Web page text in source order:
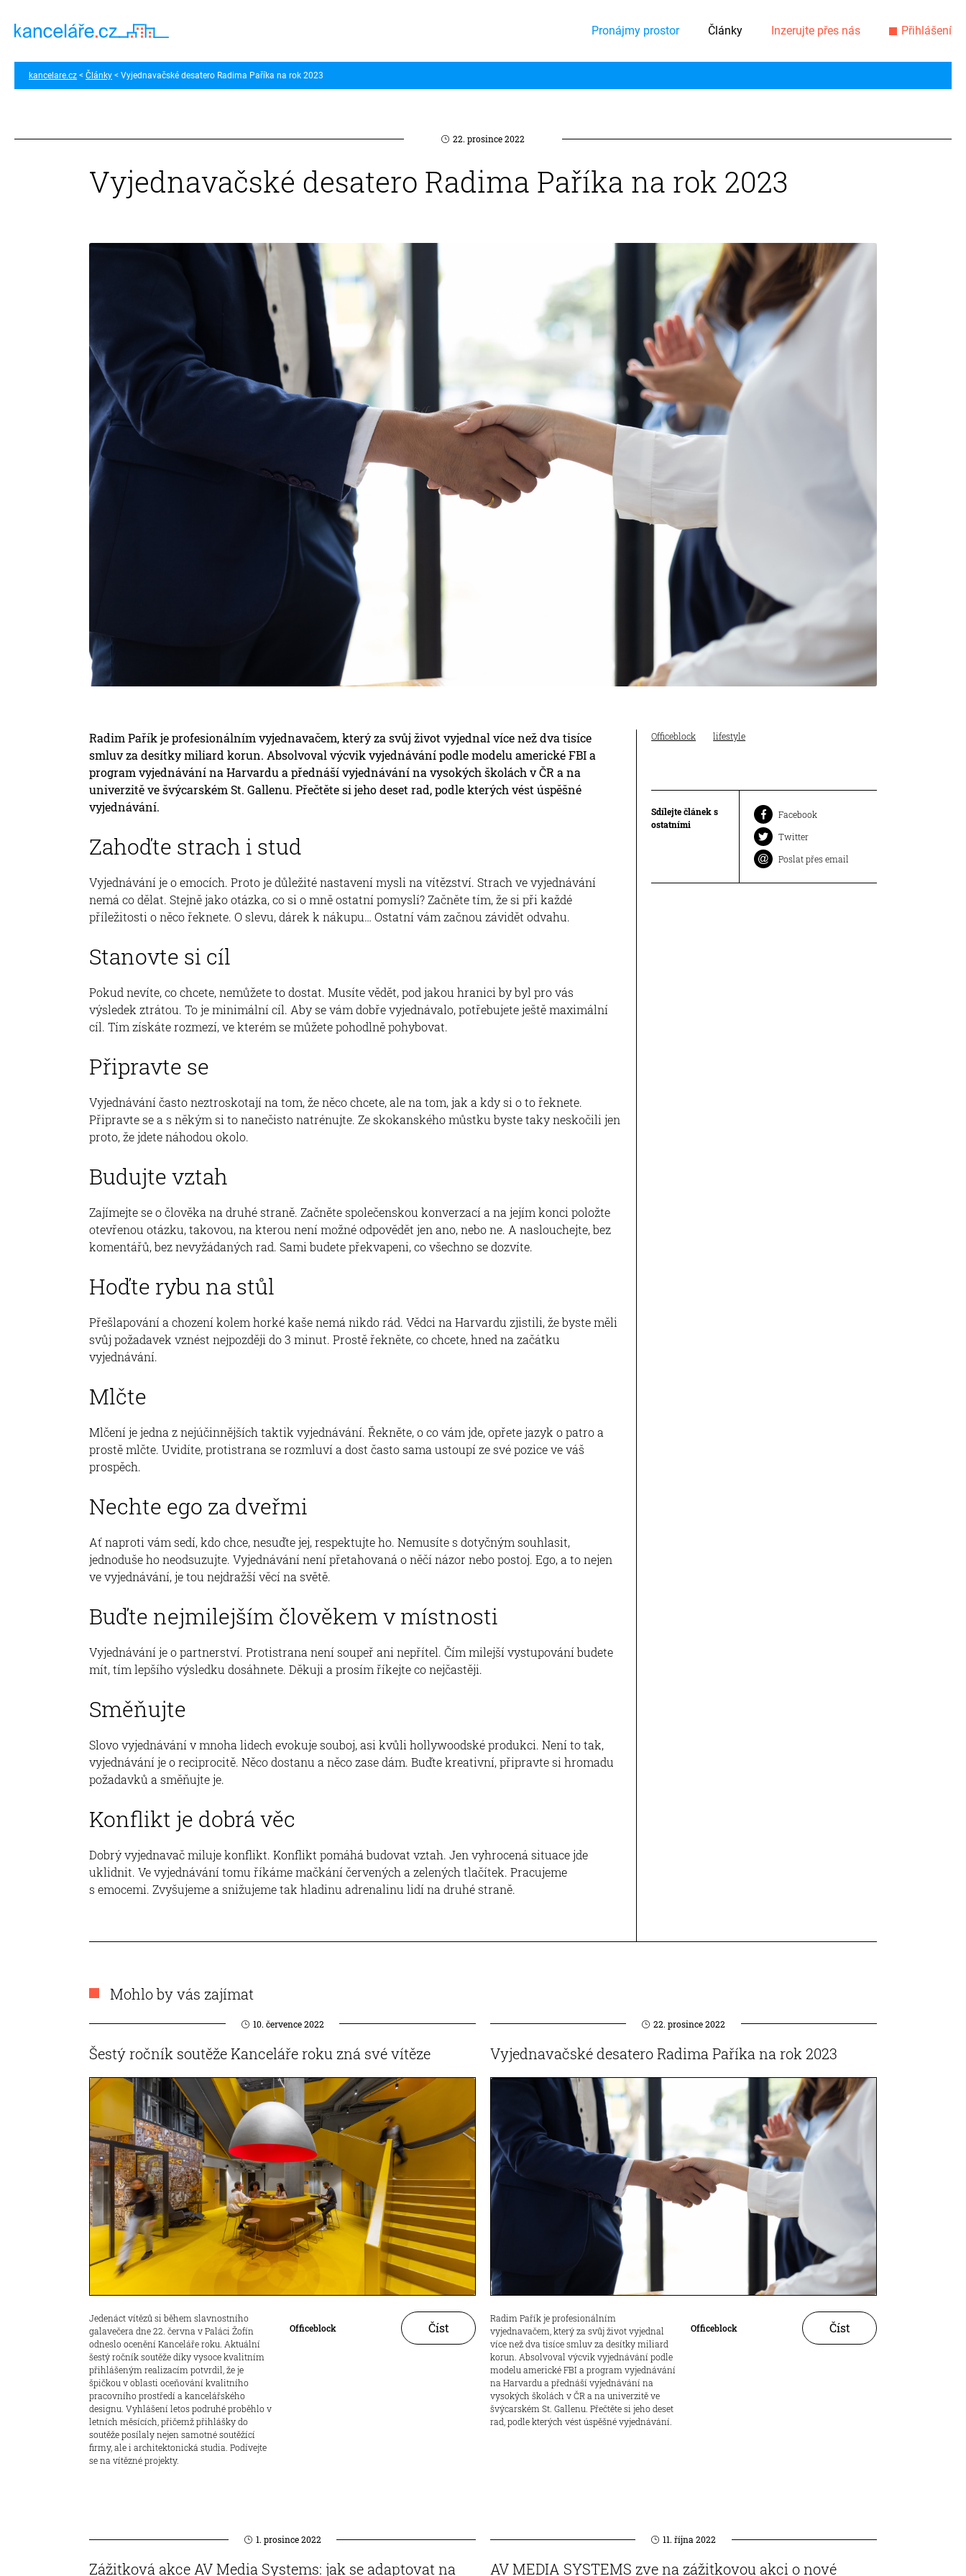
Pronájmy prostor Články Inzerujte přes nás Přihlášení
kancelare.cz Články Vyjednavačské desatero Radima Paříka na rok 2023
22. prosince 2022
Vyjednavačské desatero Radima Paříka na rok 2023
Radim Pařík je profesionálním vyjednavačem, který za svůj život vyjednal více než dva tisíce
smluv za desítky miliard korun. Absolvoval výcvik vyjednávání podle modelu americké FBI a
program vyjednávání na Harvardu a přednáší vyjednávání na vysokých školách v ČR a na
univerzitě ve švýcarském St. Gallenu. Přečtěte si jeho deset rad, podle kterých vést úspěšné
vyjednávání.
Zahoďte strach i stud
Vyjednávání je o emocích. Proto je důležité nastavení mysli na vítězství. Strach ve vyjednávání
nemá co dělat. Stejně jako otázka, co si o mně ostatní pomyslí? Začněte tím, že si při každé
příležitosti o něco řeknete. O slevu, dárek k nákupu… Ostatní vám začnou závidět odvahu.
Stanovte si cíl
Pokud nevíte, co chcete, nemůžete to dostat. Musíte vědět, pod jakou hranici by byl pro vás
výsledek ztrátou. To je minimální cíl. Aby se vám dobře vyjednávalo, potřebujete ještě maximální
cíl. Tím získáte rozmezí, ve kterém se můžete pohodlně pohybovat.
Připravte se
Vyjednávání často neztroskotají na tom, že něco chcete, ale na tom, jak a kdy si o to řeknete.
Připravte se a s někým si to nanečisto natrénujte. Ze skokanského můstku byste taky neskočili jen
proto, že jdete náhodou okolo.
Budujte vztah
Zajímejte se o člověka na druhé straně. Začněte společenskou konverzací a na jejím konci položte
otevřenou otázku, takovou, na kterou není možné odpovědět jen ano, nebo ne. A naslouchejte, bez
komentářů, bez nevyžádaných rad. Sami budete překvapeni, co všechno se dozvíte.
Hoďte rybu na stůl
Přešlapování a chození kolem horké kaše nemá nikdo rád. Vědci na Harvardu zjistili, že byste měli
svůj požadavek vznést nejpozději do 3 minut. Prostě řekněte, co chcete, hned na začátku
vyjednávání.
Mlčte
Mlčení je jedna z nejúčinnějších taktik vyjednávání. Řekněte, o co vám jde, opřete jazyk o patro a
prostě mlčte. Uvidíte, protistrana se rozmluví a dost často sama ustoupí ze své pozice ve váš
prospěch.
Nechte ego za dveřmi
Ať naproti vám sedí, kdo chce, nesuďte jej, respektujte ho. Nemusíte s dotyčným souhlasit,
jednoduše ho neodsuzujte. Vyjednávání není přetahovaná o něčí názor nebo postoj. Ego, a to nejen
ve vyjednávání, je tou nejdražší věcí na světě.
Buďte nejmilejším člověkem v místnosti
Vyjednávání je o partnerství. Protistrana není soupeř ani nepřítel. Čím milejší vystupování budete
mít, tím lepšího výsledku dosáhnete. Děkuji a prosím říkejte co nejčastěji.
Směňujte
Slovo vyjednávání v mnoha lidech evokuje souboj, asi kvůli hollywoodské produkci. Není to tak,
vyjednávání je o reciprocitě. Něco dostanu a něco zase dám. Buďte kreativní, připravte si hromadu
požadavků a směňujte je.
Konflikt je dobrá věc
Dobrý vyjednavač miluje konflikt. Konflikt pomáhá budovat vztah. Jen vyhrocená situace jde
uklidnit. Ve vyjednávání tomu říkáme mačkání červených a zelených tlačítek. Pracujeme
s emocemi. Zvyšujeme a snižujeme tak hladinu adrenalinu lidí na druhé straně.
Officeblock lifestyle
Sdílejte článek s
ostatními
Facebook
Twitter
Poslat přes email
Mohlo by vás zajímat
10. července 2022
Šestý ročník soutěže Kanceláře roku zná své vítěze
Jedenáct vítězů si během slavnostního
galavečera dne 22. června v Paláci Žofín
odneslo ocenění Kanceláře roku. Aktuální
šestý ročník soutěže díky vysoce kvalitním
přihlášeným realizacím potvrdil, že je
špičkou v oblasti oceňování kvalitního
pracovního prostředí a kancelářského
designu. Vyhlášení letos podruhé proběhlo v
letních měsících, přičemž přihlášky do
soutěže posílaly nejen samotné soutěžící
firmy, ale i architektonická studia. Podívejte
se na vítězné projekty.
Officeblock Číst
22. prosince 2022
Vyjednavačské desatero Radima Paříka na rok 2023
Radim Pařík je profesionálním
vyjednavačem, který za svůj život vyjednal
více než dva tisíce smluv za desítky miliard
korun. Absolvoval výcvik vyjednávání podle
modelu americké FBI a program vyjednávání
na Harvardu a přednáší vyjednávání na
vysokých školách v ČR a na univerzitě ve
švýcarském St. Gallenu. Přečtěte si jeho deset
rad, podle kterých vést úspěšné vyjednávání.
Officeblock Číst
1. prosince 2022
Zážitková akce AV Media Systems: jak se adaptovat na
11. října 2022
AV MEDIA SYSTEMS zve na zážitkovou akci o nové